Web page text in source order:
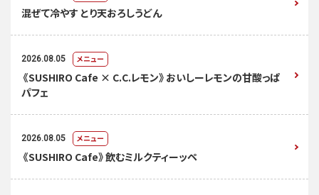
混ぜて冷やす とり天おろしうどん
2026.08.05 メニュー
《SUSHIRO Cafe × C.C.レモン》おいしーレモンの甘酸っぱ
パフェ
2026.08.05 メニュー
《SUSHIRO Cafe》飲むミルクティーッペ